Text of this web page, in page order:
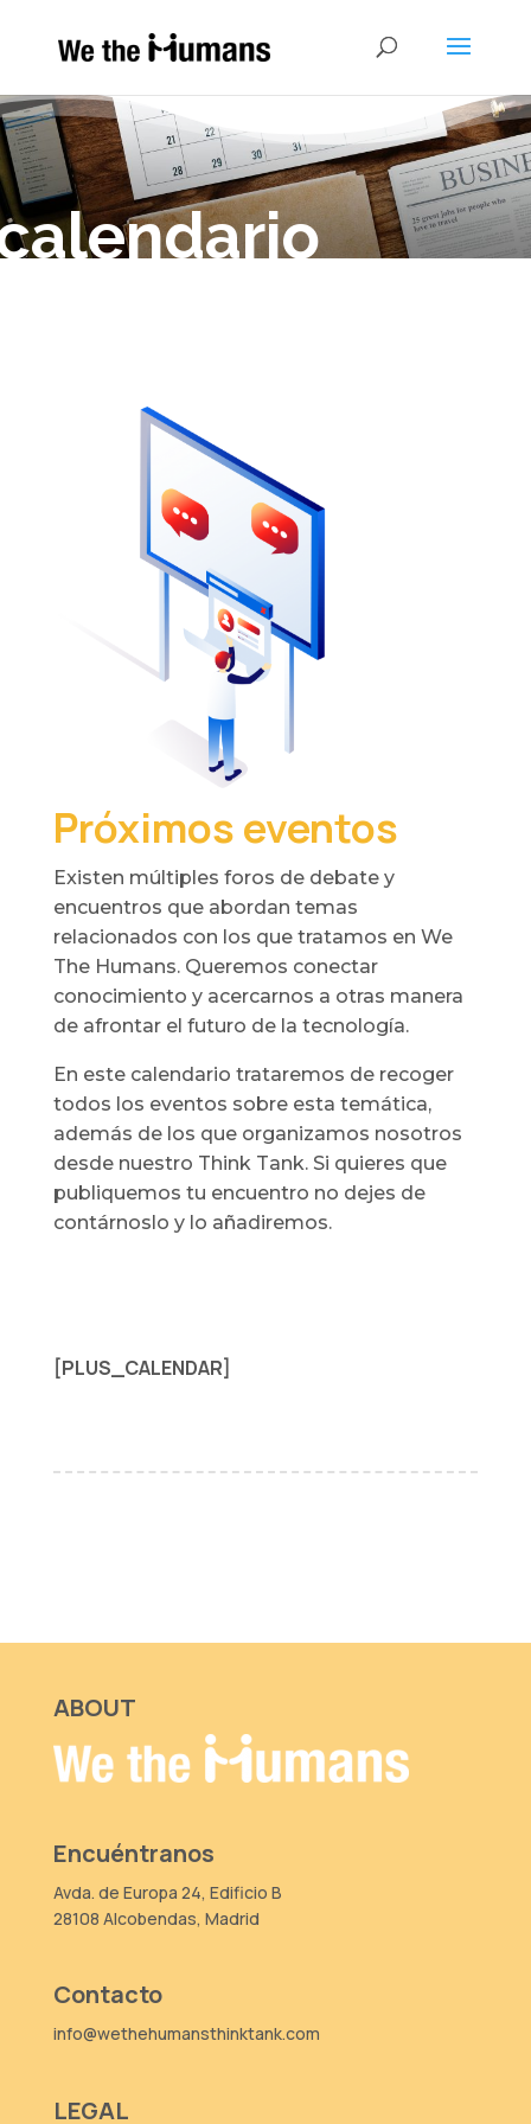
Próximos eventos
Existen múltiples foros de debate y
encuentros que abordan temas
relacionados con los que tratamos en We
The Humans. Queremos conectar
conocimiento y acercarnos a otras manera
de afrontar el futuro de la tecnología.
En este calendario trataremos de recoger
todos los eventos sobre esta temática,
además de los que organizamos nosotros
desde nuestro Think Tank. Si quieres que
publiquemos tu encuentro no dejes de
contárnoslo y lo añadiremos.
[PLUS_CALENDAR]
ABOUT
Encuéntranos
Avda. de Europa 24, Edificio B
28108 Alcobendas, Madrid
Contacto
info@wethehumansthinktank.com
LEGAL